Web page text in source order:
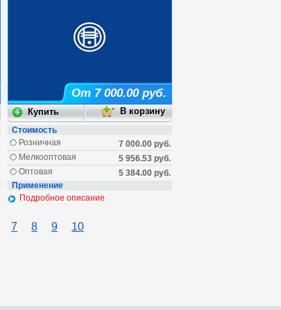
От 7 000.00 руб.
Стоимость
7 000.00 руб.
Розничная
5 956.53 руб.
Мелкооптовая
5 384.00 руб.
Оптовая
Применение
Подробное описание
7 8 9 10